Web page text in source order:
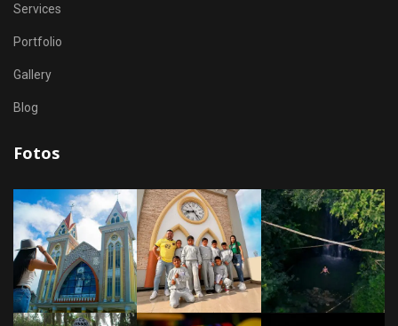
Services
Portfolio
Gallery
Blog
Fotos